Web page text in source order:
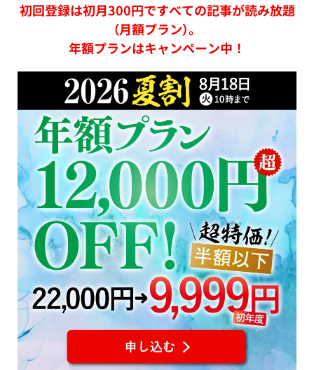
初回登録は初月300円ですべての記事が読み放題
（月額プラン）。
年額プランはキャンペーン中！